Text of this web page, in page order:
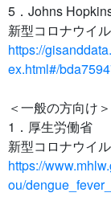
5．Johns
新型コロナウイ
https://
ex.html#/
＜一般の方向け＞
1．厚生労働省
新型コロナウイ
https://
ou/